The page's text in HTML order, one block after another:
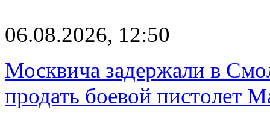
06.08.2026, 12:50
Москвича задержали в
продать боевой пистолет